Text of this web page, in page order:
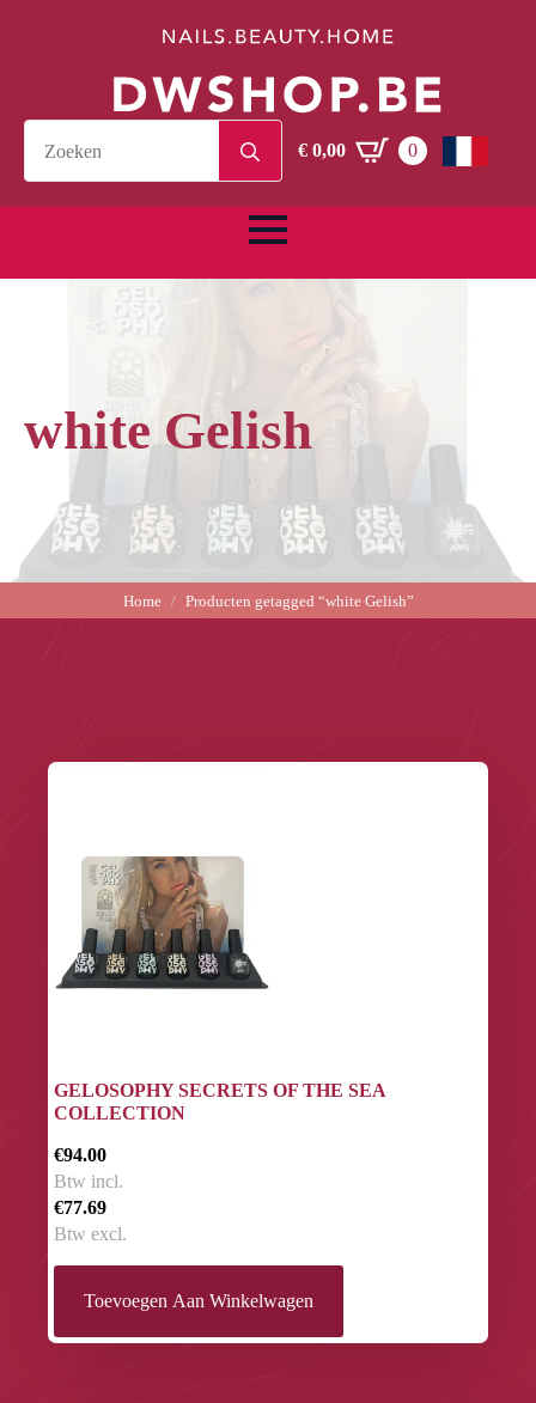
for:€0,00 0
white Gelish
Home Producten getagged “white Gelish”
GELOSOPHY SECRETS OF THE SEA
COLLECTION
€94.00
Btw incl.
€77.69
Btw excl.
Toevoegen Aan Winkelwagen